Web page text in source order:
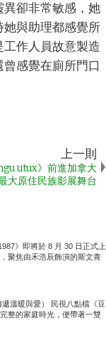
卻非常敏感，她
她與助理都感覺所
作人員故意製造
感覺在廁所門口
上一則
utux》前進加拿大
大原住民族影展舞台
》即將於 8 月 30 日正式上
聚焦由禾浩辰飾演的斯文青
溫暖與愛） 民視八點檔《豆
整的家庭時光，便帶著一雙